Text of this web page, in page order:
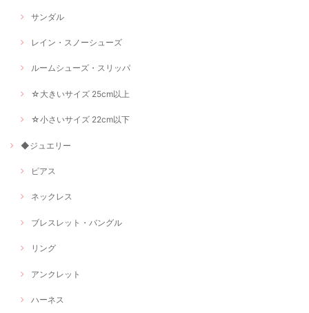
サンダル
レイン・スノーシューズ
ルームシューズ・スリッパ
☆大きいサイズ 25cm以上
☆小さいサイズ 22cm以下
◆ジュエリー
ピアス
ネックレス
ブレスレット・バングル
リング
アンクレット
ハーネス